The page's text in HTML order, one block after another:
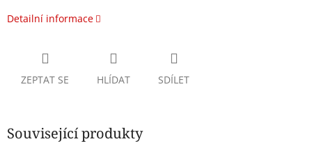
Detailní informace
ZEPTAT SE HLÍDAT SDÍLET
Související produkty